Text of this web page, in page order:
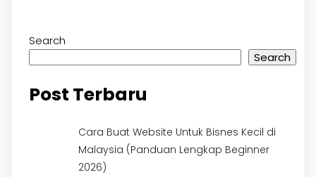
Search
Search
Post Terbaru
Cara Buat Website Untuk Bisnes Kecil di
Malaysia (Panduan Lengkap Beginner
2026)